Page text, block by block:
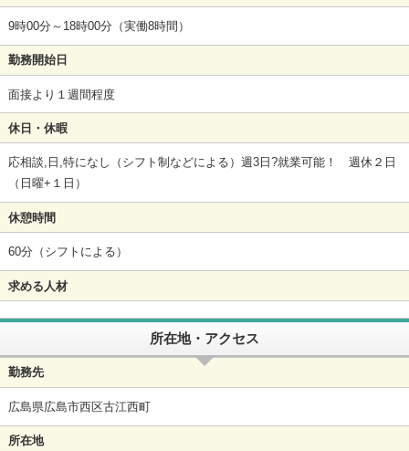
9時00分～18時00分（実働8時間）
勤務開始日
面接より１週間程度
休日・休暇
応相談,日,特になし（シフト制などによる）週3日?就業可能！ 週休２日
（日曜+１日）
休憩時間
60分（シフトによる）
求める人材
所在地・アクセス
勤務先
広島県広島市西区古江西町
所在地